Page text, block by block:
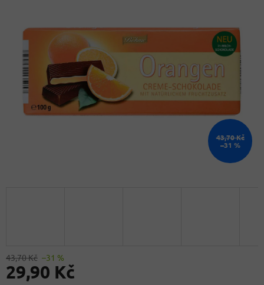
43,70 Kč
–31 %
43,70 Kč –31 %
29,90 Kč